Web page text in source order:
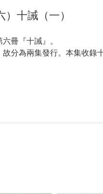
十誡（一）
冊『十誡』。
分為兩集發行。本集收